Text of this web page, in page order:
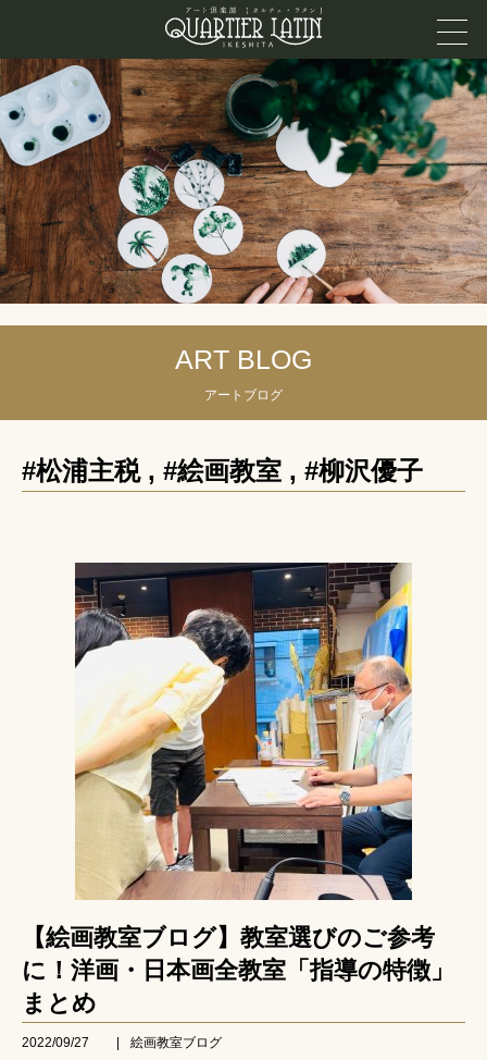
ART BLOG
アートブログ
#松浦主税, #絵画教室 , #柳沢優子
【絵画教室ブログ】教室選びのご参考
に！洋画・日本画全教室「指導の特徴」
まとめ
2022/09/27
絵画教室ブログ